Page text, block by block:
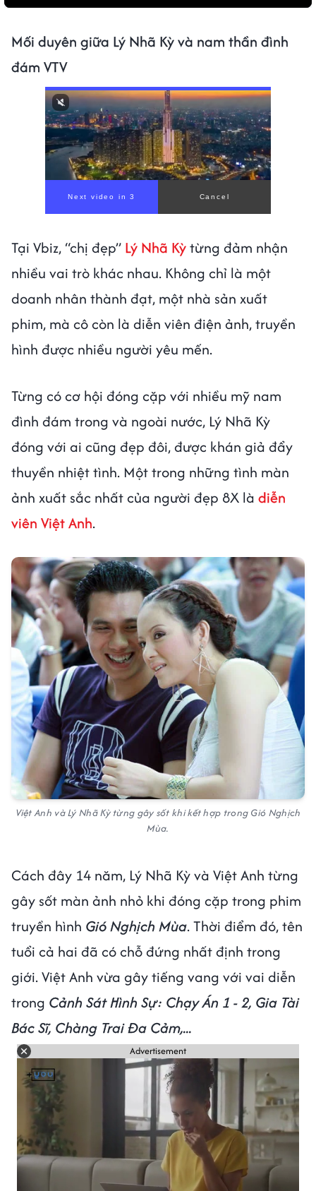
Mối duyên giữa Lý Nhã Kỳ và nam thần đình
đám VTV
Tại Vbiz, “chị đẹp” Lý Nhã Kỳtừng đảm nhận
nhiều vai trò khác nhau. Không chỉ là một
doanh nhân thành đạt, một nhà sản xuất
phim, mà cô còn là diễn viên điện ảnh, truyền
hình được nhiều người yêu mến.
Từng có cơ hội đóng cặp với nhiều mỹ nam
đình đám trong và ngoài nước, Lý Nhã Kỳ
đóng với ai cũng đẹp đôi, được khán giả đẩy
thuyền nhiệt tình. Một trong những tình màn
ảnh xuất sắc nhất của người đẹp 8X là diễn
viên Việt Anh.
Việt Anh và Lý Nhã Kỳ từng gây sốt khi kết hợp trong Gió Nghịch
Mùa.
Cách đây 14 năm, Lý Nhã Kỳ và Việt Anh từng
gây sốt màn ảnh nhỏ khi đóng cặp trong phim
truyền hình Gió Nghịch Mùa. Thời điểm đó, tên
tuổi cả hai đã có chỗ đứng nhất định trong
giới. Việt Anh vừa gây tiếng vang với vai diễn
trong Cảnh Sát Hình Sự: Chạy Án 1 - 2, Gia Tài
Bác Sĩ, Chàng Trai Đa Cảm,...
Advertisement